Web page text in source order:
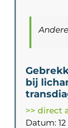
bij
>> direct
Datum: